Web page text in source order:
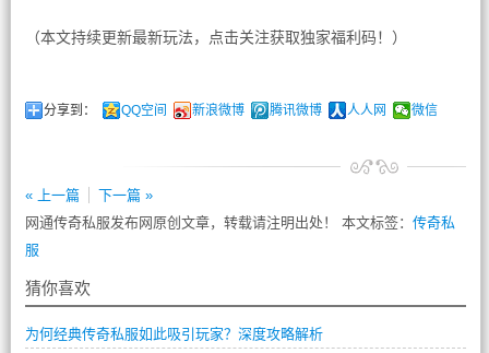
（本文持续更新最新玩法，点击关注获取独家福利码！）
分享到： QQ空间 新浪微博 腾讯微博 人人网 微信
« 上一篇
下一篇 »
网通传奇私服发布网原创文章，转载请注明出处！ 本文标签： 传奇私
服
猜你喜欢
为何经典传奇私服如此吸引玩家？深度攻略解析